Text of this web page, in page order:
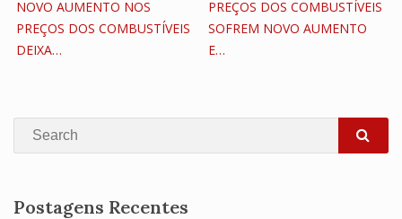
NOVO AUMENTO NOS
PREÇOS DOS COMBUSTÍVEIS
DEIXA…
PREÇOS DOS COMBUSTÍVEIS
SOFREM NOVO AUMENTO
E…
Search
Postagens Recentes